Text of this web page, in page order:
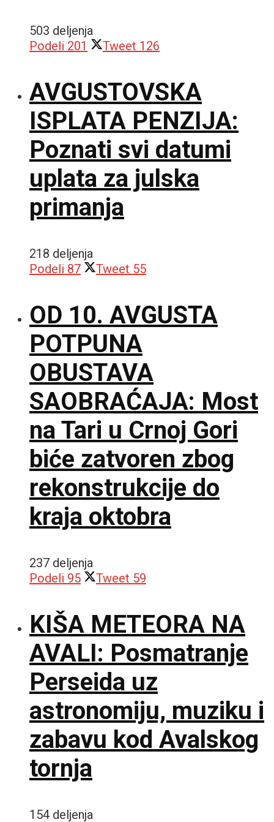
503 deljenja
Podeli 201 Tweet 126
AVGUSTOVSKA
ISPLATA PENZIJA:
Poznati svi datumi
uplata za julska
primanja
218 deljenja
Podeli 87 Tweet 55
OD 10. AVGUSTA
POTPUNA
OBUSTAVA
SAOBRAĆAJA: Most
na Tari u Crnoj Gori
biće zatvoren zbog
rekonstrukcije do
kraja oktobra
237 deljenja
Podeli 95 Tweet 59
KIŠA METEORA NA
AVALI: Posmatranje
Perseida uz
astronomiju, muziku i
zabavu kod Avalskog
tornja
154 deljenja